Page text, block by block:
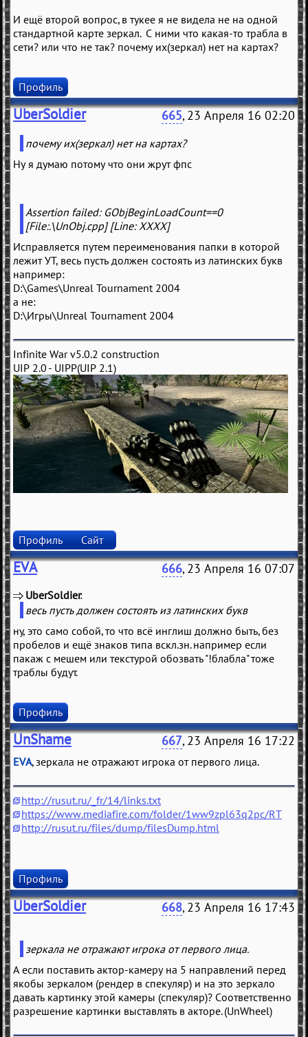
И ещё второй вопрос, в тукее я не видела не на одной
стандартной карте зеркал. С ними что какая-то трабла в
сети? или что не так? почему их(зеркал) нет на картах?
Профиль
UberSoldier 665, 23 Апреля 16 02:20
почему их(зеркал) нет на картах?
Ну я думаю потому что они жрут фпс
Assertion failed: GObjBeginLoadCount==0
[File:.\UnObj.cpp] [Line: XXXX]
Исправляется путем переименования папки в которой
лежит УТ, весь пусть должен состоять из латинских букв
например:
D:\Games\Unreal Tournament 2004
а не:
D:\Игры\Unreal Tournament 2004
Infinite War v5.0.2 construction
UIP 2.0 - UIPP(UIP 2.1)
Профиль Сайт
EVA 666, 23 Апреля 16 07:07
UberSoldier
весь пусть должен состоять из латинских букв
ну, это само собой, то что всё инглиш должно быть, без
пробелов и ещё знаков типа вскл.зн. например если
пакаж с мешем или текстурой обозвать "!блабла" тоже
траблы будут.
Профиль
UnShame 667, 23 Апреля 16 17:22
EVA, зеркала не отражают игрока от первого лица.
http://rusut.ru/_fr/14/links.txt
https://www.mediafire.com/folder/1ww9zpl63q2pc/RT
http://rusut.ru/files/dump/filesDump.html
Профиль
UberSoldier 668, 23 Апреля 16 17:43
зеркала не отражают игрока от первого лица.
А если поставить актор-камеру на 5 направлений перед
якобы зеркалом (рендер в спекуляр) и на это зеркало
давать картинку этой камеры (спекуляр)? Соответственно
разрешение картинки выставлять в акторе. (UnWheel)